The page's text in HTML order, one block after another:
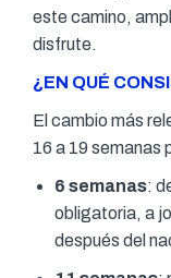
este camino,
disfrute.
¿EN QUÉ
El cambio más
16 a 19 semanas
6 semanas:
obligatoria, a
después del